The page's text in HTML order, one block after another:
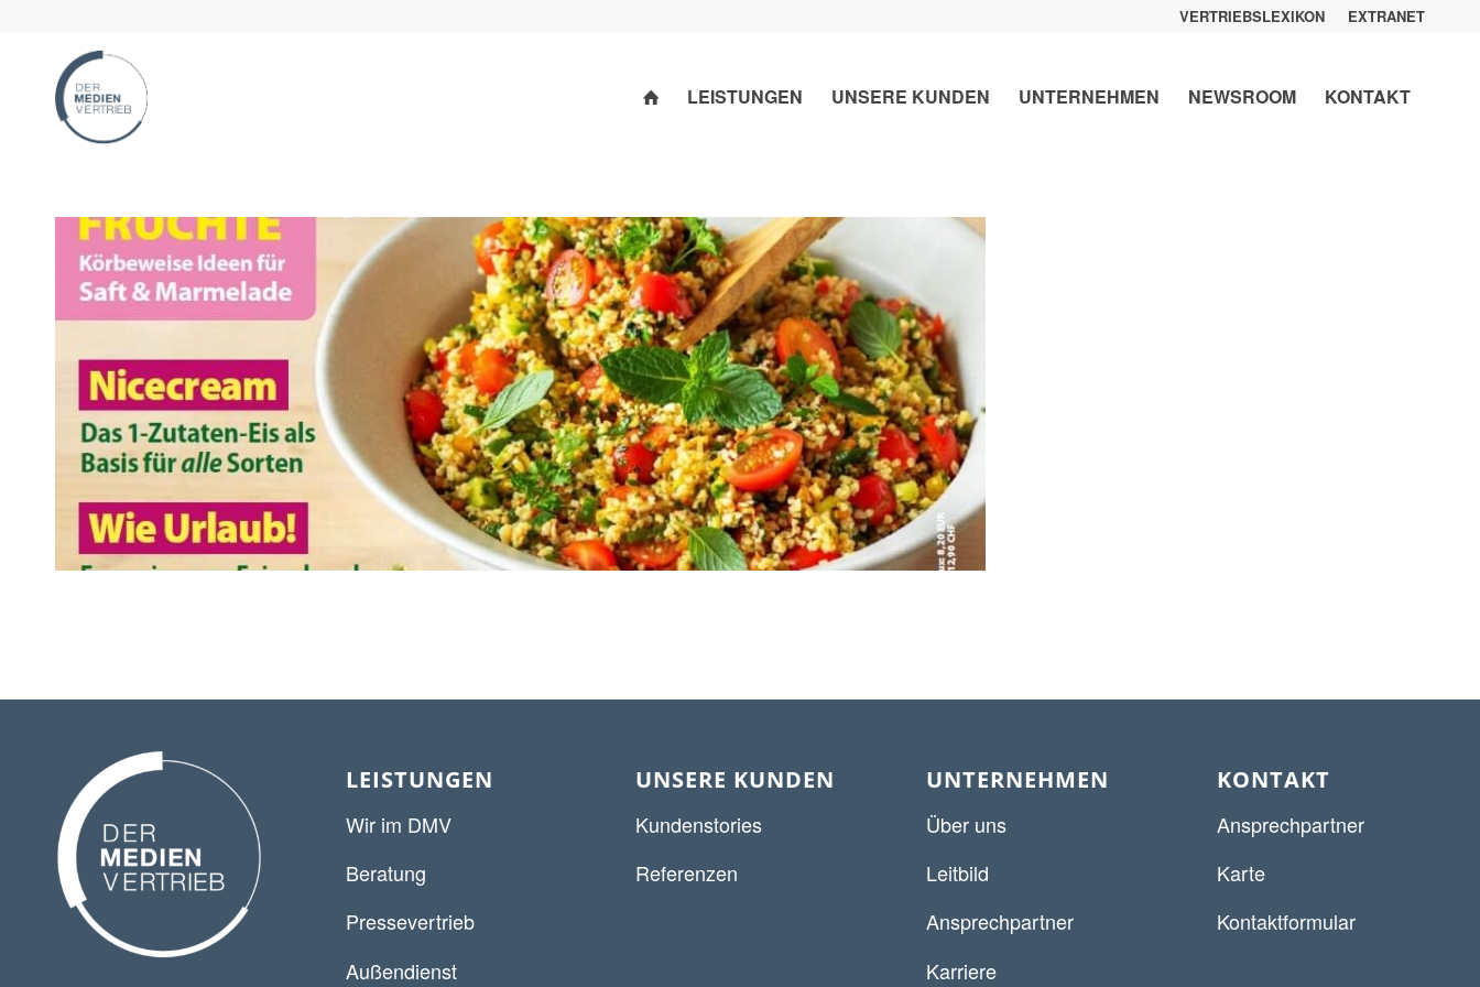
VERTRIEBSLEXIKON EXTRANET
LEISTUNGEN UNSERE KUNDEN UNTERNEHMEN NEWSROOM KONTAKT
LEISTUNGEN
Wir im DMV
Beratung
Pressevertrieb
Außendienst
UNSERE KUNDEN
Kundenstories
Referenzen
UNTERNEHMEN
Über uns
Leitbild
Ansprechpartner
Karriere
KONTAKT
Ansprechpartner
Karte
Kontaktformular